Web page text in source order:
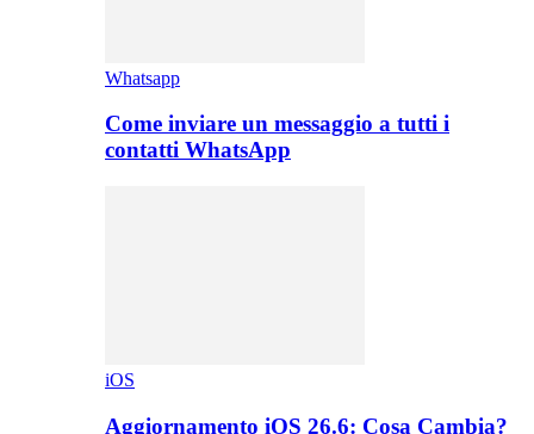
Whatsapp
Come inviare un messaggio a tutti i
contatti WhatsApp
iOS
Aggiornamento iOS 26.6: Cosa Cambia?